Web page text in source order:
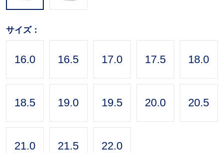
サイズ：
16.0 16.5 17.0 17.5 18.0
18.5 19.0 19.5 20.0 20.5
21.0 21.5 22.0